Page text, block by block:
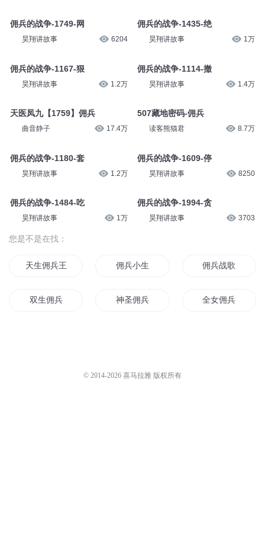
佣兵的战争-1749-网
昊翔讲故事 6204
佣兵的战争-1167-狠
昊翔讲故事 1.2万
天医凤九【1759】佣兵
曲音静子 17.4万
佣兵的战争-1180-套
昊翔讲故事 1.2万
佣兵的战争-1484-吃
昊翔讲故事 1万
佣兵的战争-1435-绝
昊翔讲故事 1万
佣兵的战争-1114-撤
昊翔讲故事 1.4万
507藏地密码-佣兵
读客熊猫君 8.7万
佣兵的战争-1609-停
昊翔讲故事 8250
佣兵的战争-1994-贪
昊翔讲故事 3703
您是不是在找：
天生佣兵王者 佣兵小生 佣兵战歌
双生佣兵 神圣佣兵 全女佣兵
© 2014-2026 喜马拉雅 版权所有